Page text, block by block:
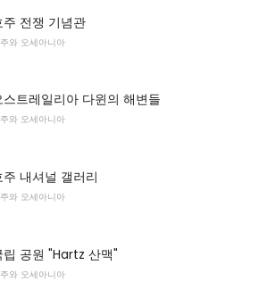
주 전쟁 기념관
와 오세아니아
스트레일리아 다윈의 해변들
와 오세아니아
주 내셔널 갤러리
와 오세아니아
립 공원 "Hartz 산맥"
와 오세아니아